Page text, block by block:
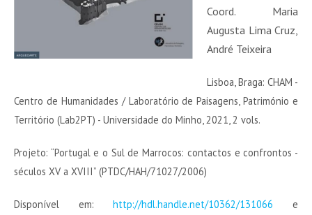
Coord. Maria
Augusta Lima Cruz,
André Teixeira
Lisboa, Braga: CHAM -
Centro de Humanidades / Laboratório de Paisagens, Património e
Território (Lab2PT) - Universidade do Minho, 2021, 2 vols.
Projeto: “Portugal e o Sul de Marrocos: contactos e confrontos -
séculos XV a XVIII” (PTDC/HAH/71027/2006)
Disponível em: http://hdl.handle.net/10362/131066
e